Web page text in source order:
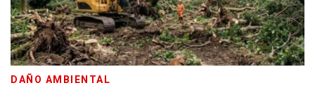
DAÑO AMBIENTAL